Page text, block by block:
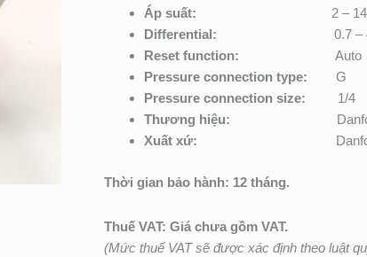
Áp suất: 2 –
Differential: 0.7 –
Reset function: Auto
Pressure connection type:
G
Pressure connection size:
1/4
Thương hiệu:
Xuất xứ:
Thời gian bảo hành: 12 tháng.
Thuế VAT: Giá chưa gồm VAT.
(Mức thuế VAT sẽ được xác định theo luật